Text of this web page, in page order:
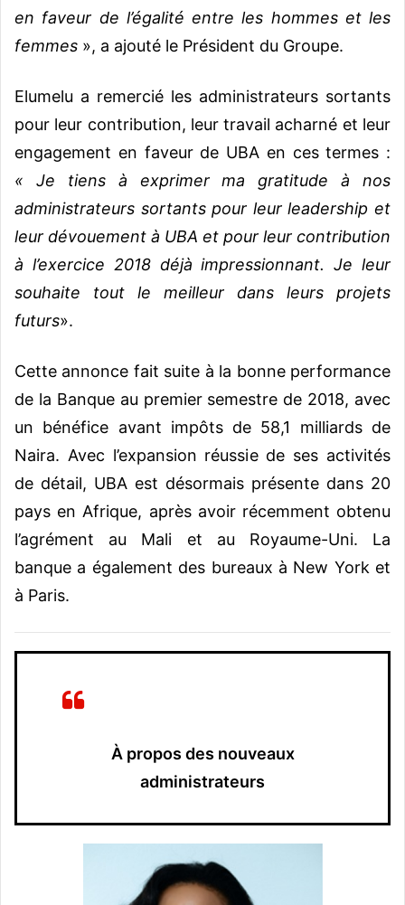
en faveur de l’égalité entre les hommes et les
femmes », a ajouté le Président du Groupe.
Elumelu a remercié les administrateurs sortants
pour leur contribution, leur travail acharné et leur
engagement en faveur de UBA en ces termes :
« Je tiens à exprimer ma gratitude à nos
administrateurs sortants pour leur leadership et
leur dévouement à UBA et pour leur contribution
à l’exercice 2018 déjà impressionnant. Je leur
souhaite tout le meilleur dans leurs projets
futurs».
Cette annonce fait suite à la bonne performance
de la Banque au premier semestre de 2018, avec
un bénéfice avant impôts de 58,1 milliards de
Naira. Avec l’expansion réussie de ses activités
de détail, UBA est désormais présente dans 20
pays en Afrique, après avoir récemment obtenu
l’agrément au Mali et au Royaume-Uni. La
banque a également des bureaux à New York et
à Paris.
À propos des nouveaux
administrateurs